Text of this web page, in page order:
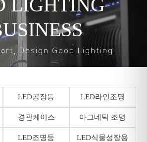
LIGHTING
Design Good Lighting
LED공장등 LED라인조명
경관케이스 마그네틱 조명
LED조명등 LED식물성장용